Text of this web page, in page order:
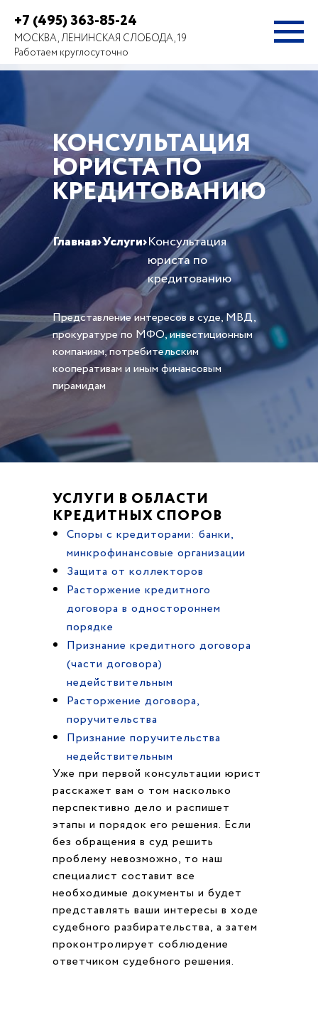
+7 (495) 363-85-24
МОСКВА, ЛЕНИНСКАЯ СЛОБОДА, 19
Работаем круглосуточно
КОНСУЛЬТАЦИЯ
ЮРИСТА ПО
КРЕДИТОВАНИЮ
Главная›Услуги›Консультация
юриста по
кредитованию
Представление интересов в суде, МВД,
прокуратуре по МФО, инвестиционным
компаниям, потребительским
кооперативам и иным финансовым
пирамидам
УСЛУГИ В ОБЛАСТИ
КРЕДИТНЫХ СПОРОВ
Споры с кредиторами: банки,
минкрофинансовые организации
Защита от коллекторов
Расторжение кредитного
договора в одностороннем
порядке
Признание кредитного договора
(части договора)
недействительным
Расторжение договора,
поручительства
Признание поручительства
недействительным
Уже при первой консультации юрист
расскажет вам о том насколько
перспективно дело и распишет
этапы и порядок его решения. Если
без обращения в суд решить
проблему невозможно, то наш
специалист составит все
необходимые документы и будет
представлять ваши интересы в ходе
судебного разбирательства, а затем
проконтролирует соблюдение
ответчиком судебного решения.